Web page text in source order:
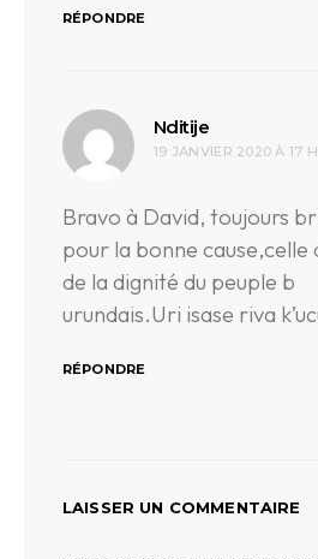
RÉPONDRE
Nditije
19 JANVIER 2020 À 17
Bravo à David, toujours
pour la bonne
de la dignité du peuple b
urundais.Uri isase riva
RÉPONDRE
LAISSER UN COMMENTAIRE